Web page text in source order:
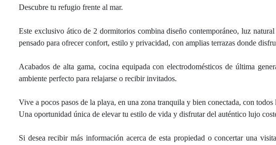
Descubre tu refugio frente al mar.
Este exclusivo ático de 2 dormitorios combina diseño contemporáneo, luz
pensado para ofrecer confort, estilo y privacidad, con amplias terrazas donde
Acabados de alta gama, cocina equipada con electrodomésticos de última
ambiente perfecto para relajarse o recibir invitados.
Vive a pocos pasos de la playa, en una zona tranquila y bien conectada, con todos
Una oportunidad única de elevar tu estilo de vida y disfrutar del auténtico lujo
Si desea recibir más información acerca de esta propiedad o concertar una